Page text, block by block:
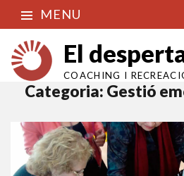
MENU
El
COACHING I
Categoria: Gestió